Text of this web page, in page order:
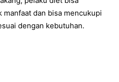
manfaat dan bisa mencukupi
dengan kebutuhan.